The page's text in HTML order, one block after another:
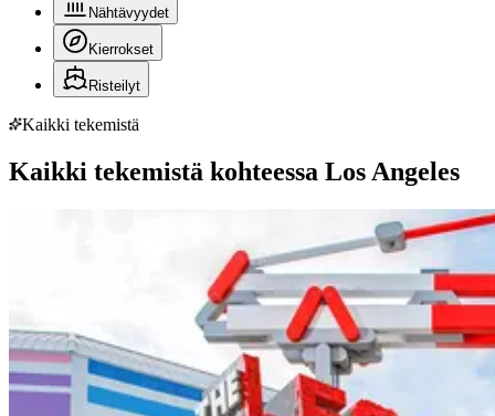
Nähtävyydet
Kierrokset
Risteilyt
Kaikki tekemistä
Kaikki tekemistä kohteessa Los Angeles